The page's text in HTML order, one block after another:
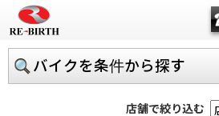
バイクを条件から探す
店舗で絞り込む